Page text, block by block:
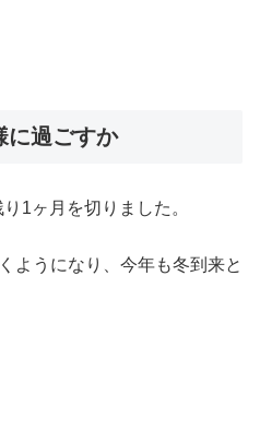
に過ごすか
1ヶ月を切りました。
ようになり、今年も冬到来と